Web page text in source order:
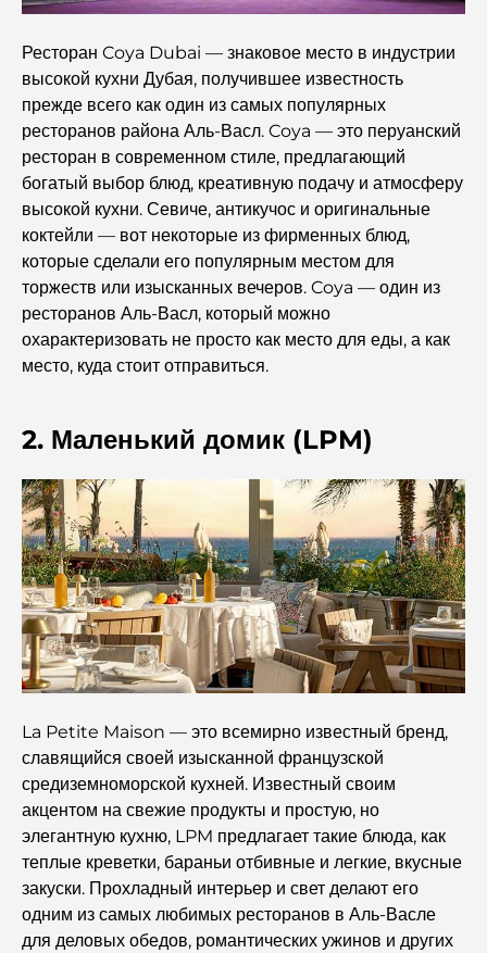
Палм-Джумейра
Откройте для себя лучшие завтраки в районе
Business Bay, Дубай.
Государственные больницы Дубая: комплексное
медицинское обслуживание для всех.
Самый дорогой Lamborghini в истории: полный
список коллекционных экземпляров
Самая дорогая школа GEMS в Дубае: полное
руководство для родителей
для семей
Лучшие индийские рестораны в Дубае: кулинарное
путешествие.
Откройте для себя прогулочную дорожку Палм-
Джумейра: прогулка среди роскоши и великолепных
видов.
Лучшие районы Дубая для проживания с семьей:
узнайте о самых выгодных вариантах.
Пятизвездочные отели в Дубае: непревзойденная
роскошь для каждого путешественника.
Чем заняться в центре Дубая: ваш подробный
путеводитель
Лучший ифтар в Дубае: 7 лучших мест для
незабываемого рамаданского застолья.
Ресторан Coya Dubai — знаковое место в индустрии
высокой кухни Дубая, получившее известность
прежде всего как один из самых популярных
ресторанов района Аль-Васл. Coya — это перуанский
ресторан в современном стиле, предлагающий
богатый выбор блюд, креативную подачу и атмосферу
высокой кухни. Севиче, антикучос и оригинальные
коктейли — вот некоторые из фирменных блюд,
которые сделали его популярным местом для
торжеств или изысканных вечеров. Coya — один из
ресторанов Аль-Васл, который можно
охарактеризовать не просто как место для еды, а как
место, куда стоит отправиться.
2. Маленький домик (LPM)
La Petite Maison — это всемирно известный бренд,
славящийся своей изысканной французской
средиземноморской кухней. Известный своим
акцентом на свежие продукты и простую, но
элегантную кухню, LPM предлагает такие блюда, как
теплые креветки, бараньи отбивные и легкие, вкусные
закуски. Прохладный интерьер и свет делают его
одним из самых любимых ресторанов в Аль-Васле
для деловых обедов, романтических ужинов и других